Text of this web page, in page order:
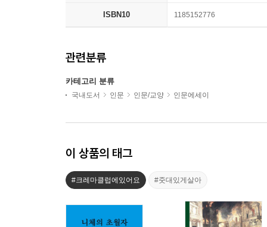
ISBN10 1185152776
관련분류
카테고리 분류
국내도서 인문 인문/교양 인문에세이
이 상품의 태그
#크레마클럽에있어요 #줏대있게살아